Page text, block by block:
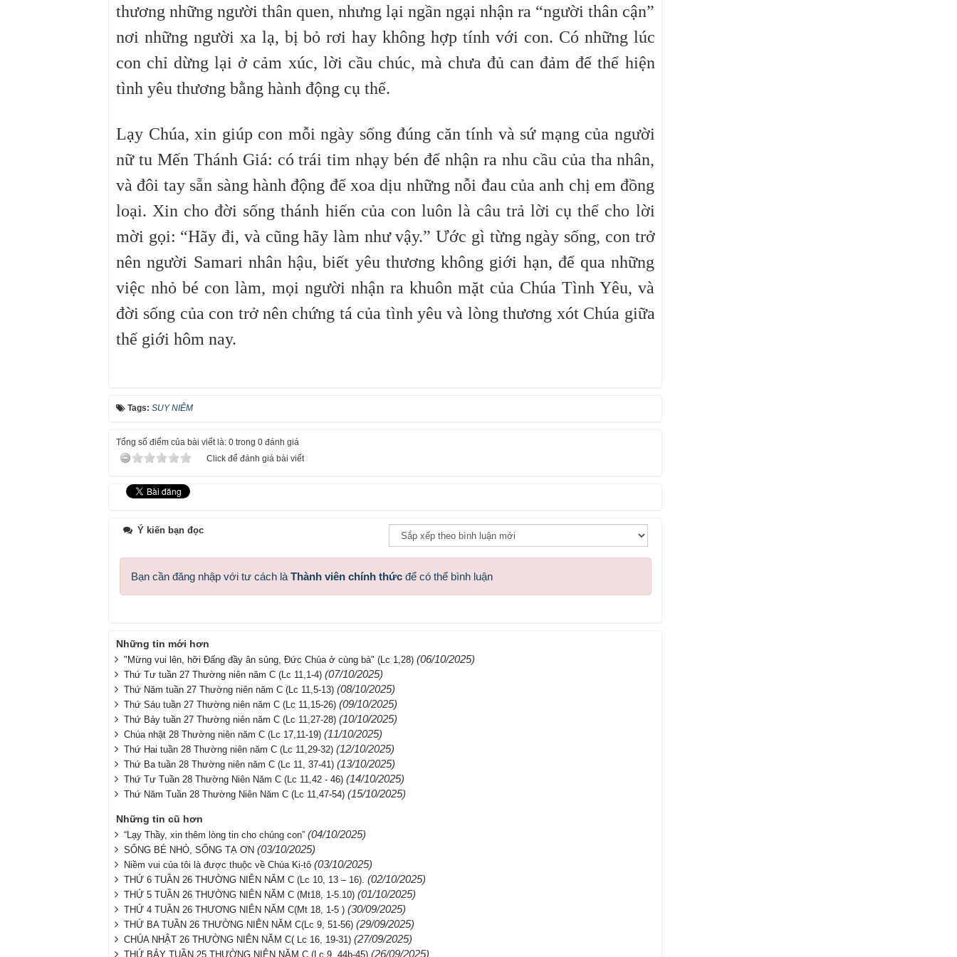
thương những người thân quen, nhưng lại ngần ngại nhận ra “người thân cận”
nơi những người xa lạ, bị bỏ rơi hay không hợp tính với con. Có những lúc
con chỉ dừng lại ở cảm xúc, lời cầu chúc, mà chưa đủ can đảm để thể hiện
tình yêu thương bằng hành động cụ thể.
Lạy Chúa, xin giúp con mỗi ngày sống đúng căn tính và sứ mạng của người
nữ tu Mến Thánh Giá: có trái tim nhạy bén để nhận ra nhu cầu của tha nhân,
và đôi tay sẵn sàng hành động để xoa dịu những nỗi đau của anh chị em đồng
loại. Xin cho đời sống thánh hiến của con luôn là câu trả lời cụ thể cho lời
mời gọi: “Hãy đi, và cũng hãy làm như vậy.” Ước gì từng ngày sống, con trở
nên người Samari nhân hậu, biết yêu thương không giới hạn, để qua những
việc nhỏ bé con làm, mọi người nhận ra khuôn mặt của Chúa Tình Yêu, và
đời sống của con trở nên chứng tá của tình yêu và lòng thương xót Chúa giữa
thế giới hôm nay.
Tags: SUY NIÊM
Tổng số điểm của bài viết là: 0 trong 0 đánh giá
Click để đánh giá bài viết
Ý kiến bạn đọc
Bạn cần đăng nhập với tư cách là Thành viên chính thức để có thể bình luận
Những tin mới hơn
"Mừng vui lên, hỡi Đấng đầy ân sủng, Đức Chúa ở cùng bà" (Lc 1,28) (06/10/2025)
Thứ Tư tuần 27 Thường niên năm C (Lc 11,1-4) (07/10/2025)
Thứ Năm tuần 27 Thường niên năm C (Lc 11,5-13) (08/10/2025)
Thứ Sáu tuần 27 Thường niên năm C (Lc 11,15-26) (09/10/2025)
Thứ Bảy tuần 27 Thường niên năm C (Lc 11,27-28) (10/10/2025)
Chúa nhật 28 Thường niên năm C (Lc 17,11-19) (11/10/2025)
Thứ Hai tuần 28 Thường niên năm C (Lc 11,29-32) (12/10/2025)
Thứ Ba tuần 28 Thường niên năm C (Lc 11, 37-41) (13/10/2025)
Thứ Tư Tuần 28 Thường Niên Năm C (Lc 11,42 - 46) (14/10/2025)
Thứ Năm Tuần 28 Thường Niên Năm C (Lc 11,47-54) (15/10/2025)
Những tin cũ hơn
“Lạy Thầy, xin thêm lòng tin cho chúng con” (04/10/2025)
SỐNG BÉ NHỎ, SỐNG TẠ ƠN (03/10/2025)
Niềm vui của tôi là được thuộc về Chúa Ki-tô (03/10/2025)
THỨ 6 TUẦN 26 THƯỜNG NIÊN NĂM C (Lc 10, 13 – 16). (02/10/2025)
THỨ 5 TUẦN 26 THƯỜNG NIÊN NĂM C (Mt18, 1-5.10) (01/10/2025)
THỨ 4 TUẦN 26 THƯƠNG NIÊN NĂM C(Mt 18, 1-5 ) (30/09/2025)
THỨ BA TUẦN 26 THƯỜNG NIÊN NĂM C(Lc 9, 51-56) (29/09/2025)
CHÚA NHẬT 26 THƯỜNG NIÊN NĂM C( Lc 16, 19-31) (27/09/2025)
THỨ BẢY TUẦN 25 THƯỜNG NIÊN NĂM C (Lc 9, 44b-45) (26/09/2025)